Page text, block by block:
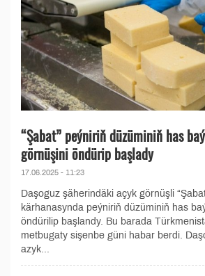
“Şabat” peýniriň düzüminiň has
görnüşini öndürip başlady
17.06.2025 - 11:23
Daşoguz şäherindäki açyk görnüşli
kärhanasynda peýniriň düzüminiň has
öndürilip başlandy. Bu barada
metbugaty sişenbe güni habar berdi.
azyk...